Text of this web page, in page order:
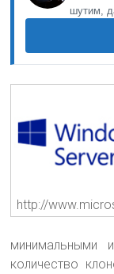
шутим,
http://
минимальными
количество